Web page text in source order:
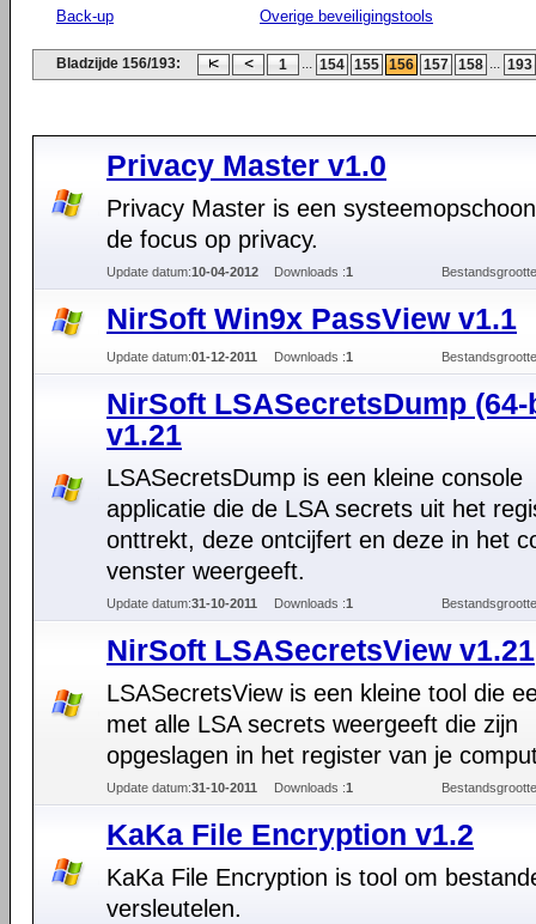
Back-up
Overige beveiligingstools
Bladzijde 156/193: 1 ... 154 155 156 157 158 ... 193
Privacy Master v1.0
Privacy Master is een
de focus op privacy.
Update datum:10-04-2012 Downloads :1
NirSoft Win9x PassView v1.1
Update datum:01-12-2011 Downloads :1
NirSoft LSASecretsDump (64-
v1.21
LSASecretsDump is een kleine console
applicatie die de LSA secrets uit het
onttrekt, deze ontcijfert en deze in het
venster weergeeft.
Update datum:31-10-2011 Downloads :1
NirSoft LSASecretsView v1.21
LSASecretsView is een kleine tool die
met alle LSA secrets weergeeft die zijn
opgeslagen in het register van je
Update datum:31-10-2011 Downloads :1
KaKa File Encryption v1.2
KaKa File Encryption is tool om
versleutelen.